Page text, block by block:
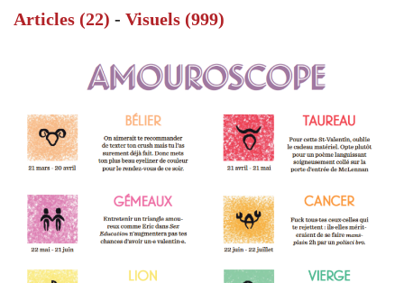
Articles (22) - Visuels (999)